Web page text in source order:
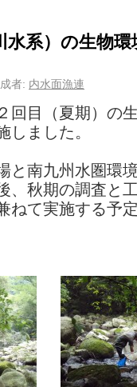
水系）の生物
者: 内水面漁連
回目（夏期）の
しました。
と南九州水圏環
、秋期の調査と
ねて実施する予